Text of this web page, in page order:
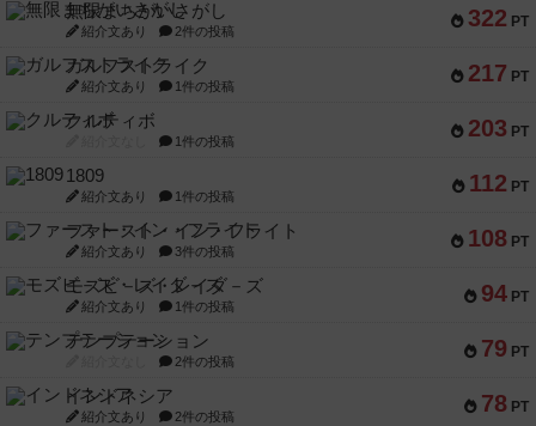
322 PT
無限まちがいさがし
紹介文あり 2件の投稿
217 PT
ガルフストライク
紹介文あり 1件の投稿
203 PT
クルティボ
1件の投稿
112 PT
1809
紹介文あり 1件の投稿
108 PT
ファースト・イン・フライト
紹介文あり 3件の投稿
94 PT
モズビ－ズ・レイダ－ズ
紹介文あり 1件の投稿
79 PT
テンプテーション
2件の投稿
78 PT
インドネシア
紹介文あり 2件の投稿